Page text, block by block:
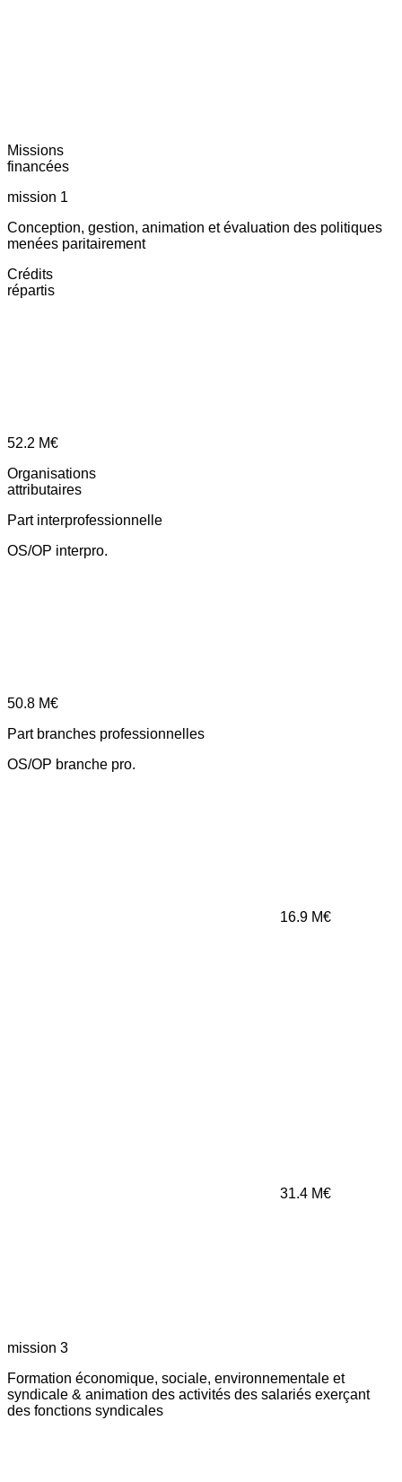
Missions
financées
mission 1
Conception, gestion, animation et évaluation des politiques
menées paritairement
Crédits
répartis
52.2 M€
Organisations
attributaires
Part interprofessionnelle
OS/OP interpro.
50.8 M€
Part branches professionnelles
OS/OP branche pro.
16.9 M€
31.4 M€
mission 3
Formation économique, sociale, environnementale et
syndicale & animation des activités des salariés exerçant
des fonctions syndicales